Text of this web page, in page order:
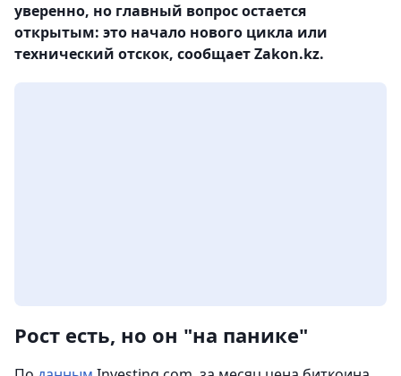
уверенно, но главный вопрос остается
открытым: это начало нового цикла или
технический отскок, сообщает Zakon.kz.
Рост есть, но он "на панике"